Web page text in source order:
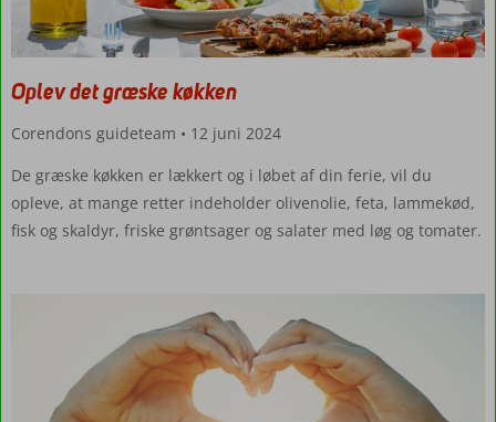
Oplev det græske køkken
Corendons guideteam
12 juni 2024
De græske køkken er lækkert og i løbet af din ferie, vil du
opleve, at mange retter indeholder olivenolie, feta, lammekød,
fisk og skaldyr, friske grøntsager og salater med løg og tomater.